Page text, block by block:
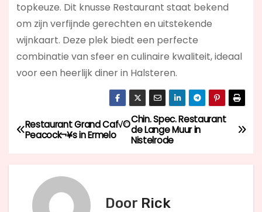
topkeuze. Dit knusse Restaurant staat bekend
om zijn verfijnde gerechten en uitstekende
wijnkaart. Deze plek biedt een perfecte
combinatie van sfeer en culinaire kwaliteit, ideaal
voor een heerlijk diner in Halsteren.
B
Chin. Spec. Restaurant
de Lange Muur in
Nistelrode
Restaurant Grand Caf√©
Peacock¬¥s in Ermelo
Door Rick